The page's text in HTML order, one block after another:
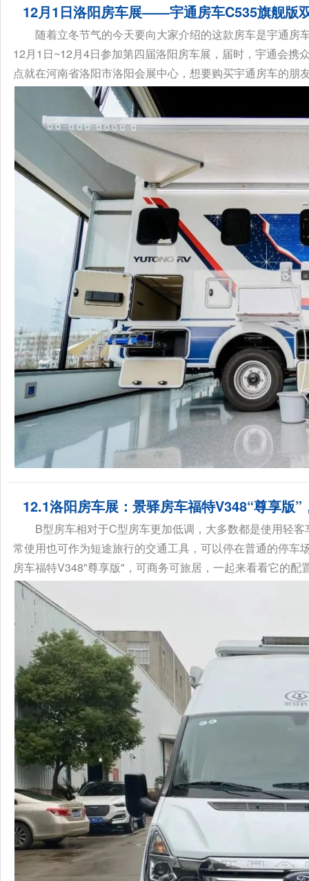
12月1日洛阳房车展——宇通房车C535旗舰版
随着立冬节气的今天要向大家介绍的这款房车是宇通
12月1日~12月4日参加第四届洛阳房车展，届时，宇通会
点就在河南省洛阳市洛阳会展中心，想要购买宇通房车的朋
12.1洛阳房车展：景驿房车福特V348“尊享版”
B型房车相对于C型房车更加低调，大多数都是使用轻
常使用也可作为短途旅行的交通工具，可以停在普通的停
房车福特V348"尊享版"，可商务可旅居，一起来看看它的配